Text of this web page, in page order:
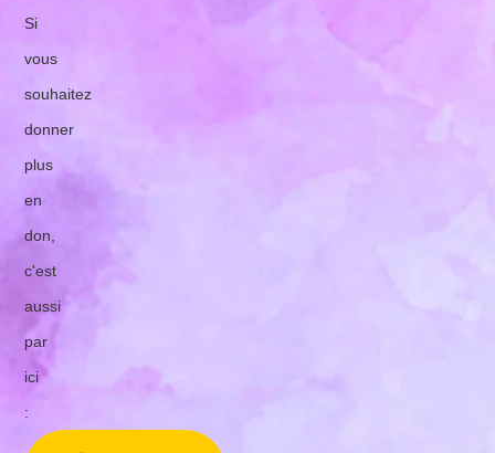
Si
vous
souhaitez
donner
plus
en
don,
c'est
aussi
par
ici
: